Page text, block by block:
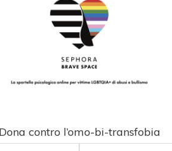
Dona contro l’omo-bi-transfobia